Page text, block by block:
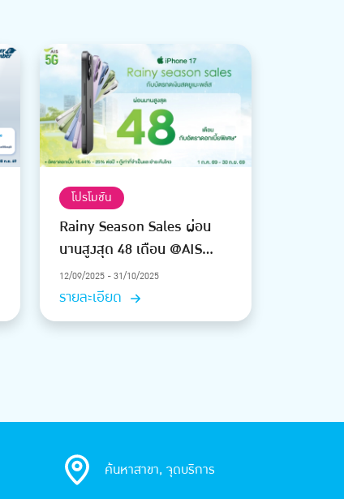
โปรโมชัน
Rainy Season Sales ผ่อน
นานสูงสุด 48 เดือน @AIS
Shop
12/09/2025 - 31/10/2025
รายละเอียด
ค้นหาสาขา, จุดบริการ